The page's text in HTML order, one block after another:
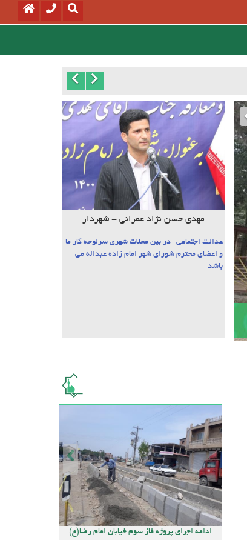
مهدی حسن نژاد عمرانی - شهردار
عدالت اجتماعی در بین محلات شهری سرلوحه کار ما
و اعضای محترم شورای شهر امام زاده عبداله می
باشد
ادامه اجرای پروژه فاز سوم خیابان امام رضا(ع)